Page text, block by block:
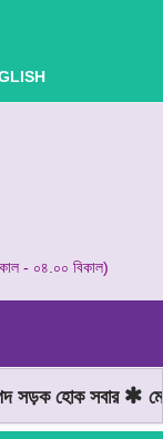
- ০৪.০০ বিকাল)
সড়ক হোক সবার